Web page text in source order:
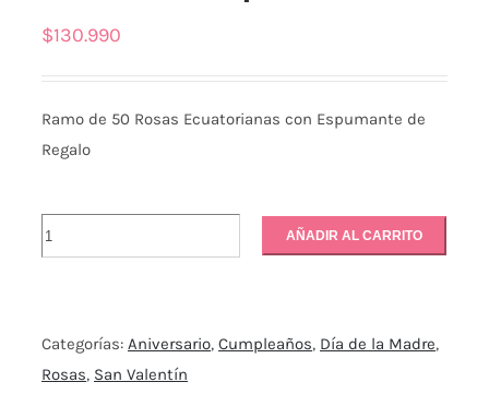
$130.990
Ramo de 50 Rosas Ecuatorianas con Espumante de
Regalo
50
Rosas
cantidad
AÑADIR AL CARRITO
Categorías: Aniversario, Cumpleaños, Día de la Madre,
Rosas, San Valentín